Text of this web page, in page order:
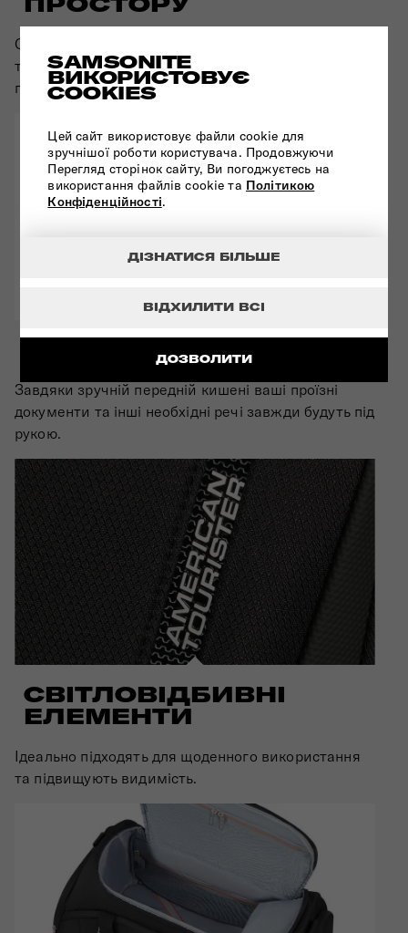
SAMSONITE
ВИКОРИСТОВУЄ
COOKIES
Цей сайт використовує файли cookie для
зручнішої роботи користувача. Продовжуючи
Перегляд сторінок сайту, Ви погоджуєтесь на
використання файлів cookie та Політикою
Конфіденційності.
ДОЗВОЛИТИ
ВІДХИЛИТИ ВСІ
ДІЗНАТИСЯ БІЛЬШЕ
Оснащена еластичними перехресними ременями
та текстильними розділювачами для ефективного
пакування.
ПЕРЕДНЯ КИШЕНЯ
Завдяки зручній передній кишені ваші проїзні
документи та інші необхідні речі завжди будуть під
рукою.
СВІТЛОВІДБИВНІ
ЕЛЕМЕНТИ
Ідеально підходять для щоденного використання
та підвищують видимість.